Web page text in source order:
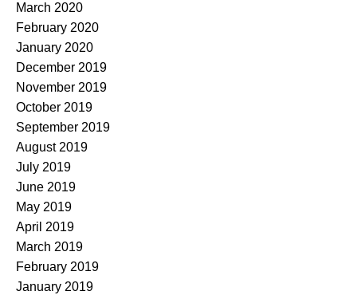
March 2020
February 2020
January 2020
December 2019
November 2019
October 2019
September 2019
August 2019
July 2019
June 2019
May 2019
April 2019
March 2019
February 2019
January 2019